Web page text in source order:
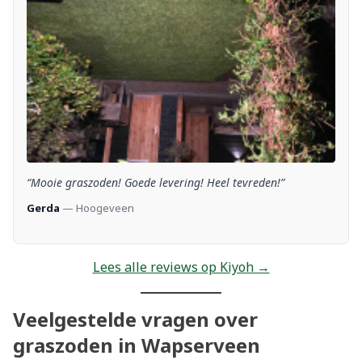
“Mooie graszoden! Goede levering! Heel tevreden!”
Gerda — Hoogeveen
Lees alle reviews op Kiyoh →
Veelgestelde vragen over
graszoden in Wapserveen